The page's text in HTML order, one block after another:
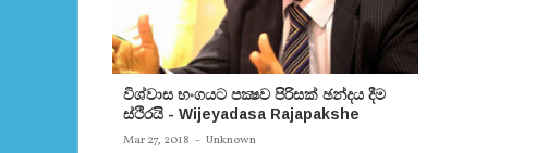
විශ්වාස භංගයට පක්‍ෂව පිරිසක් ඡන්දය දීම
ස්ථිරයි - Wijeyadasa Rajapakshe
Mar 27, 2018 - Unknown